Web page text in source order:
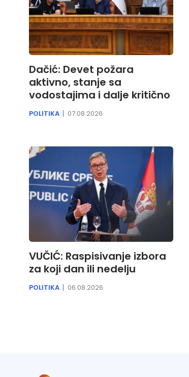
Dačić: Devet požara
aktivno, stanje sa
vodostajima i dalje kritično
POLITIKA 07.08.2026
VUČIĆ: Raspisivanje izbora
za koji dan ili nedelju
POLITIKA 06.08.2026